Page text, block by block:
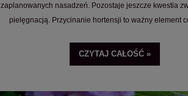
zaplanowanych nasadzeń. Pozostaje jeszcze kwestia
pielęgnacją. Przycinanie hortensji to ważny element
dla niej poważne zagrożenie.
CZYTAJ CAŁOŚĆ »